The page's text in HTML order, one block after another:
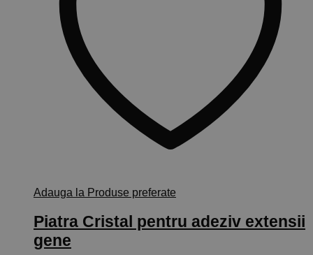
Adauga la Produse preferate
Piatra Cristal pentru adeziv extensii
gene